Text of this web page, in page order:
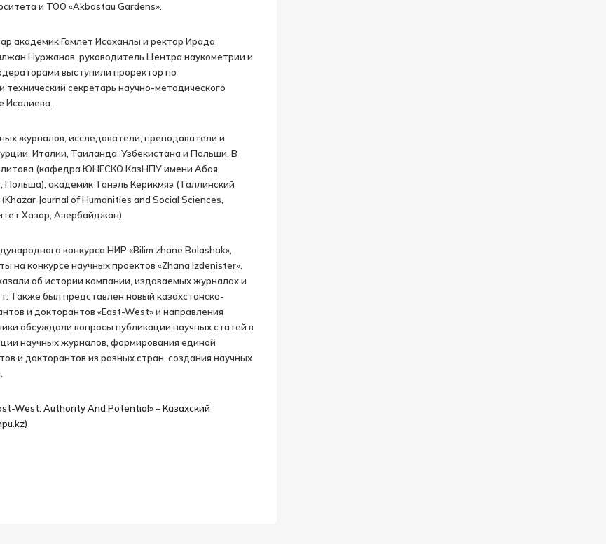
и ТОО «Akbastau Gardens».
академик Гамлет Исаханлы и ректор Ирада
Нуржанов, руководитель Центра наукометрии и
выступили проректор по
секретарь научно-методического
Исалиева.
журналов, исследователи, преподаватели и
Италии, Таиланда, Узбекистана и Польши. В
(кафедра ЮНЕСКО КазНПУ имени Абая,
академик Танэль Керикмяэ (Таллинский
Journal of Humanities and Social Sciences,
Хазар, Азербайджан).
конкурса НИР «Bilim zhane Bolashak»,
на конкурсе научных проектов «Zhana Izdenister».
об истории компании, издаваемых журналах и
Также был представлен новый казахстанско-
и докторантов «East-West» и направления
обсуждали вопросы публикации научных статей в
научных журналов, формирования единой
и докторантов из разных стран, создания научных
West: Authority And Potential» – Казахский